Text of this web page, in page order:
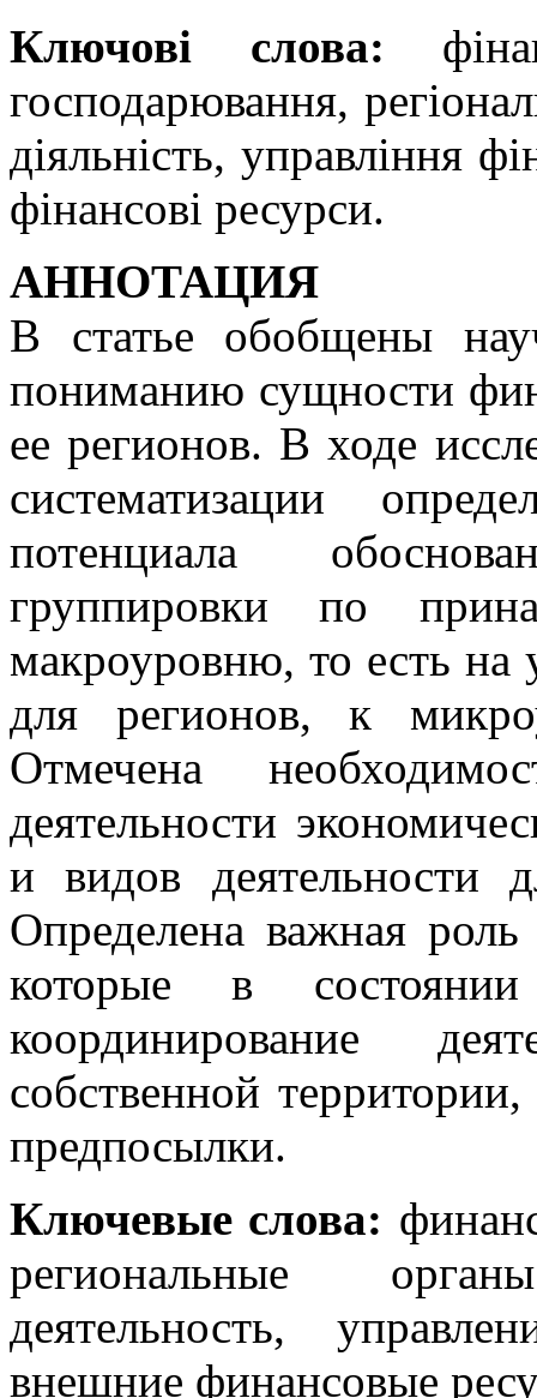
Ключові слова:
господарювання,
діяльність, управління
фінансові ресурси.
АННОТАЦИЯ
В статье обобщены
пониманию сущности
ее регионов. В ходе
систематизации
потенциала
группировки по
макроуровню, то есть на
для регионов, к
Отмечена
деятельности
и видов деятельности
Определена важная
которые в состоянии
координирование
собственной
предпосылки.
Ключевые слова:
региональные
деятельность,
внешние финансовые